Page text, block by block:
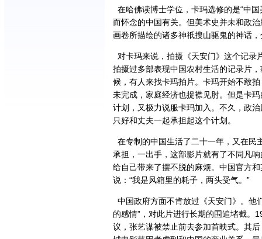
在哈佛读博士学位，卡玛选修的是“中
而怀念的中国有关。但美术史并未和政
画卷所描绘的诸多神祇搜山驱鬼的神话
对卡玛来说，拍摄《天安门》这个记录
拍摄过多部表现中国农村生活的记录片
候，有人来找卡玛拍片。卡玛开始不敢
未完成，家庭经济也捉襟见肘。但是卡
计划，又极力说服卡玛加入。不久，政
只好和丈夫一起承担起这个计划。
在专制的中国生活了二十一年，又在民
承担，一出手，这部影片就有了不同凡
给自己带来了摆不脱的麻烦。中国官方
说：“我是风箱里的耗子，两头受气。”
中国政府方面不肯放过《天安门》。他
的感情”，对此片进行长期的围追堵截。
议，张艺谋被禁止前去参加首映式。其